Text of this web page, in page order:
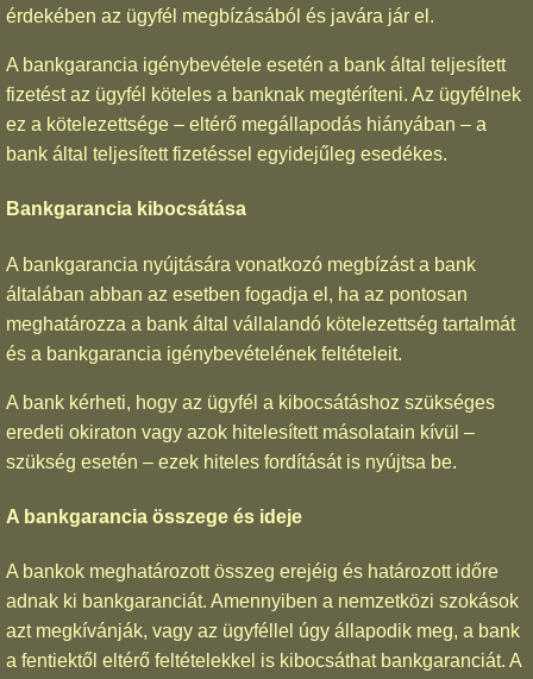
érdekében az ügyfél megbízásából és javára jár el.
A bankgarancia igénybevétele esetén a bank által teljesített
fizetést az ügyfél köteles a banknak megtéríteni. Az ügyfélnek
ez a kötelezettsége – eltérő megállapodás hiányában – a
bank által teljesített fizetéssel egyidejűleg esedékes.
Bankgarancia kibocsátása
A bankgarancia nyújtására vonatkozó megbízást a bank
általában abban az esetben fogadja el, ha az pontosan
meghatározza a bank által vállalandó kötelezettség tartalmát
és a bankgarancia igénybevételének feltételeit.
A bank kérheti, hogy az ügyfél a kibocsátáshoz szükséges
eredeti okiraton vagy azok hitelesített másolatain kívül –
szükség esetén – ezek hiteles fordítását is nyújtsa be.
A bankgarancia összege és ideje
A bankok meghatározott összeg erejéig és határozott időre
adnak ki bankgaranciát. Amennyiben a nemzetközi szokások
azt megkívánják, vagy az ügyféllel úgy állapodik meg, a bank
a fentiektől eltérő feltételekkel is kibocsáthat bankgaranciát. A